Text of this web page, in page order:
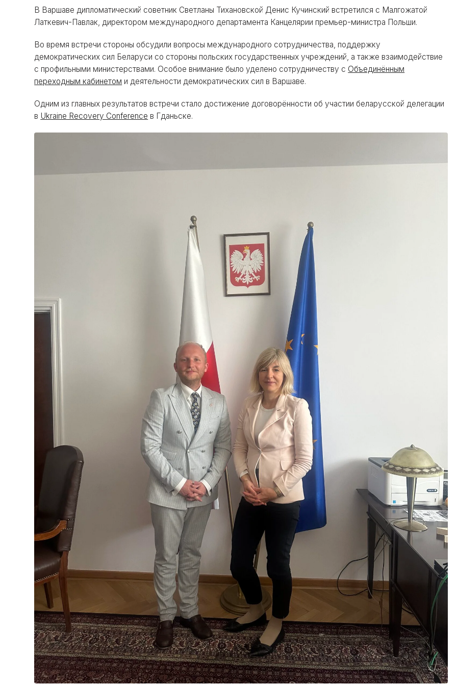
В Варшаве дипломатический советник Светланы Тихановской Денис Кучинский встретился с Малгожатой
Латкевич-Павлак, директором международного департамента Канцелярии премьер-министра Польши.
Во время встречи стороны обсудили вопросы международного сотрудничества, поддержку
демократических сил Беларуси со стороны польских государственных учреждений, а также взаимодействие
с профильными министерствами. Особое внимание было уделено сотрудничеству с Объединённым
переходным кабинетом и деятельности демократических сил в Варшаве.
Одним из главных результатов встречи стало достижение договорённости об участии беларусской делегации
в Ukraine Recovery Conference в Гданьске.